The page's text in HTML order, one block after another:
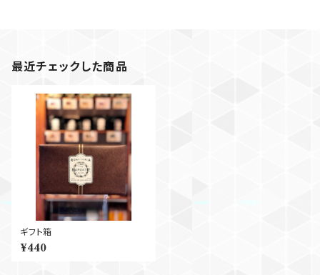
最近チェックした商品
ギフト箱
¥440